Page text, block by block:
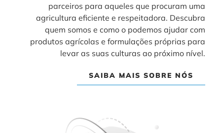
parceiros para aqueles que procuram uma
agricultura eficiente e respeitadora. Descubra
quem somos e como o podemos ajudar com
produtos agrícolas e formulações próprias para
levar as suas culturas ao próximo nível.
SAIBA MAIS SOBRE NÓS